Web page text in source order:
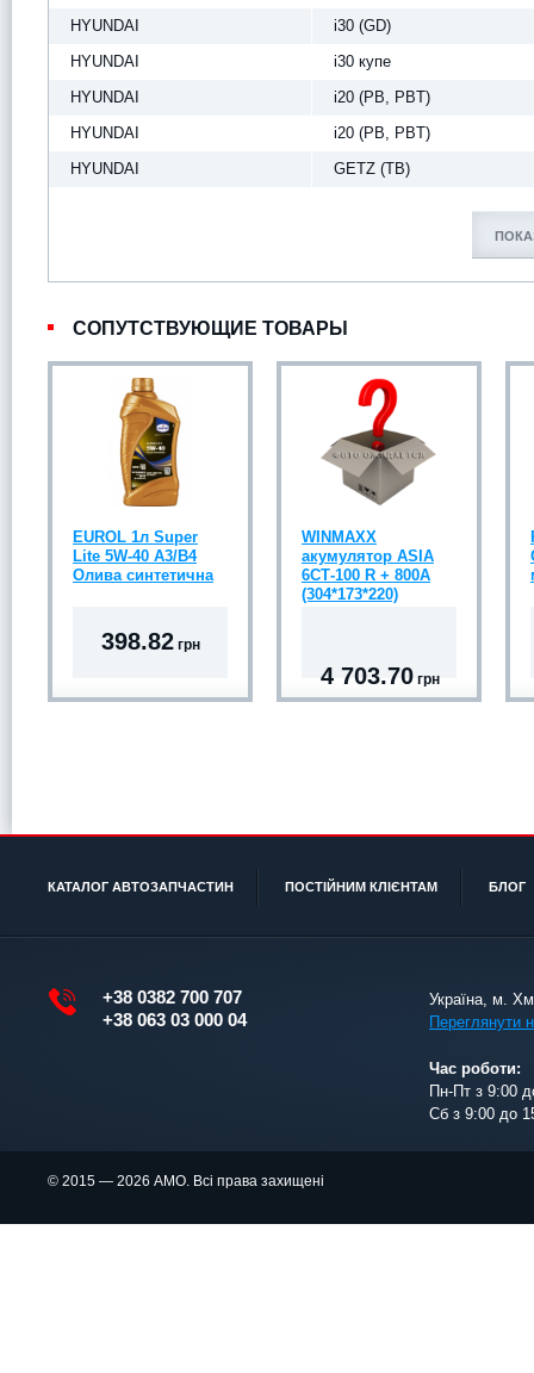
HYUNDAI
i30 (GD)
HYUNDAI
i30 купе
HYUNDAI
i20 (PB, PBT)
HYUNDAI
i20 (PB, PBT)
HYUNDAI
GETZ (TB)
СОПУТСТВУЮЩИЕ ТОВАРЫ
EUROL 1л Super
Lite 5W-40 A3/B4
Олива синтетична
398.82грн
WINMAXX
акумулятор ASIA
6CТ-100 R + 800A
(304*173*220)
4 703.70 грн
КАТАЛОГ АВТОЗАПЧАСТИН ПОСТІЙНИМ КЛІЄНТАМ БЛОГ
+38 0382 700 707
+38 063 03 000 04
Україна, м.
Переглянути
Час роботи:
Пн-Пт з 9:00
Сб з 9:00 до
© 2015 — 2026 АМО. Всі права захищені